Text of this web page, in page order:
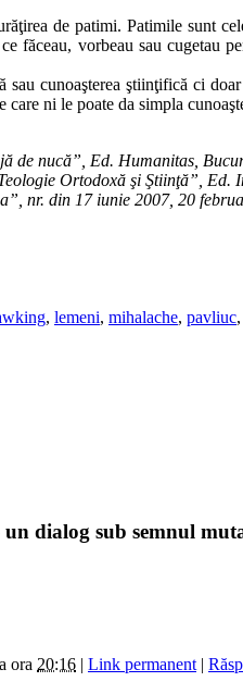
de patimi. Patimile sunt
făceau, vorbeau sau cugetau
sau cunoaşterea ştiinţifică ci
ni le poate da simpla
de nucă”, Ed. Humanitas,
Ortodoxă şi Ştiinţă”,
nr. din 17 iunie 2007, 20
, lemeni, mihalache, pavliuc,
un dialog sub semnul
ora 20:16 Link permanent|